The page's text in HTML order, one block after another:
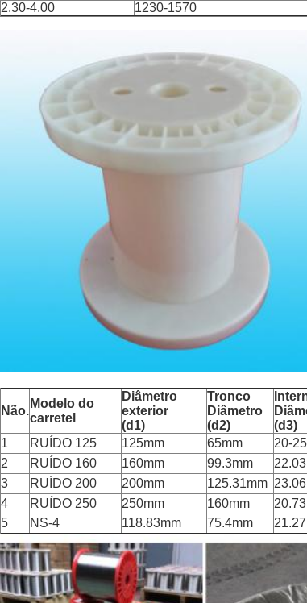
2.30-4.00
1230-1570
Não.
Modelo do
carretel
Diâmetro
exterior
(d1)
Tronco
Diâmetro
(d2)
(d3)
1
RUÍDO 125 125mm 65mm 20-
2
RUÍDO 160 160mm 99.3mm
3
RUÍDO 200 200mm 125.31mm
4
RUÍDO 250 250mm 160mm
5
NS-4 118.83mm 75.4mm